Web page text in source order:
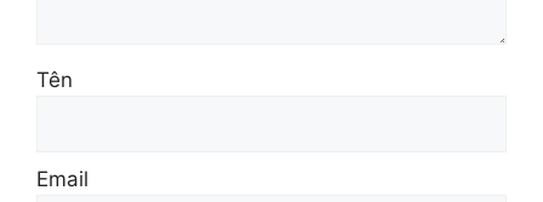
Tên
Email